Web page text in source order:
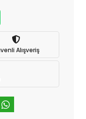
Alışveriş